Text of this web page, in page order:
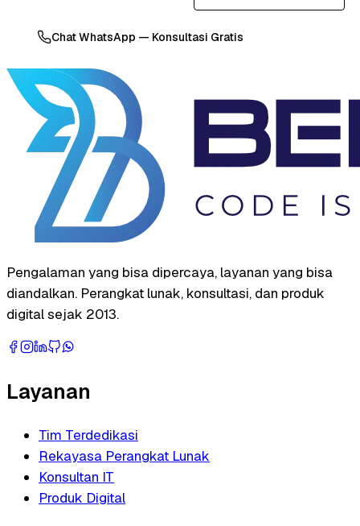
Chat WhatsApp — Konsultasi Gratis
Pengalaman yang bisa dipercaya, layanan yang bisa
diandalkan. Perangkat lunak, konsultasi, dan produk
digital sejak 2013.
Layanan
Tim Terdedikasi
Rekayasa Perangkat Lunak
Konsultan IT
Produk Digital